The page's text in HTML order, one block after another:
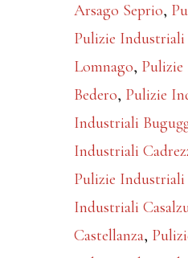
Arsago Seprio,
Pulizie Industriali
Lomnago,
Bedero, Pulizie
Industriali
Industriali
Pulizie Industriali
Industriali
Castellanza,